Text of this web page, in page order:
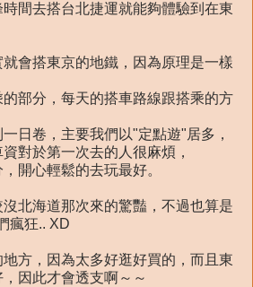
間去搭台北捷運就能夠體驗到在東
會搭東京的地鐵，因為原理是一樣
部分，每天的搭車路線跟搭乘的方
日卷，主要我們以"定點遊"居多，
對於第一次去的人很麻煩，
開心輕鬆的去玩最好。
北海道那次來的驚豔，不過也算是
瘋狂.. XD
方，因為太多好逛好買的，而且東
因此才會透支啊～～